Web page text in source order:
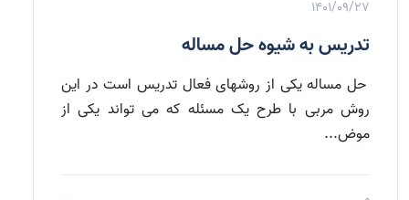
1401/09/27
تدریس به شیوه حل مساله
حل مساله یکی از روشهای فعال تدریس است در این
روش مربی با طرح یک مسئله که می تواند یکی از
موض...